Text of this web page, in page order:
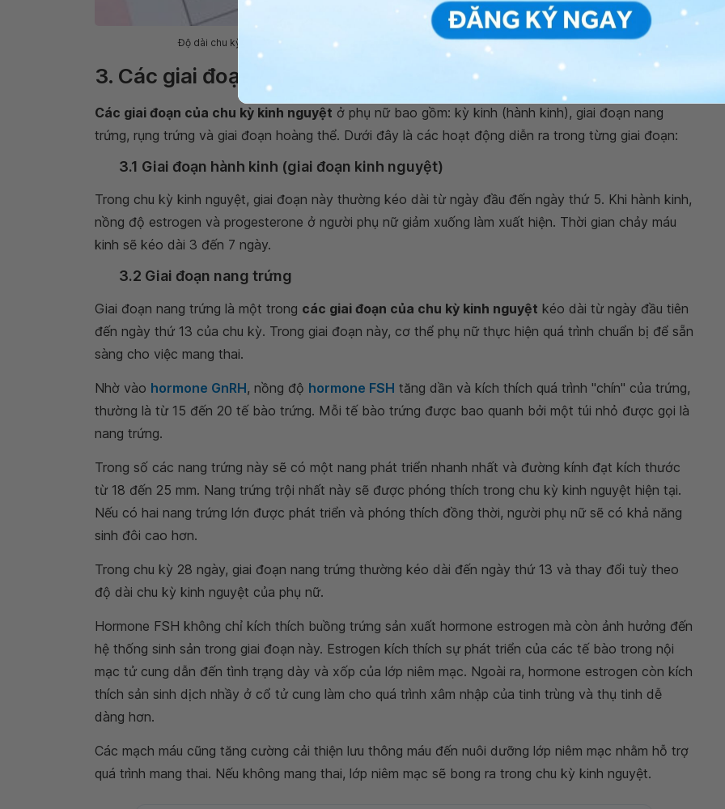
Độ dài chu kỳ kinh nguyệt của người phụ nữ có thể dao động trong khoảng từ 23 đến 32 ngày
3. Các giai đoạn của chu kỳ kinh nguyệt ở phụ nữ
Các giai đoạn của chu kỳ kinh nguyệt ở phụ nữ bao gồm: kỳ kinh (hành kinh), giai đoạn nang
trứng, rụng trứng và giai đoạn hoàng thể. Dưới đây là các hoạt động diễn ra trong từng giai đoạn:
3.1 Giai đoạn hành kinh (giai đoạn kinh nguyệt)
Trong chu kỳ kinh nguyệt, giai đoạn này thường kéo dài từ ngày đầu đến ngày thứ 5. Khi hành kinh,
nồng độ estrogen và progesterone ở người phụ nữ giảm xuống làm xuất hiện. Thời gian chảy máu
kinh sẽ kéo dài 3 đến 7 ngày.
3.2 Giai đoạn nang trứng
Giai đoạn nang trứng là một trong các giai đoạn của chu kỳ kinh nguyệt kéo dài từ ngày đầu tiên
đến ngày thứ 13 của chu kỳ. Trong giai đoạn này, cơ thể phụ nữ thực hiện quá trình chuẩn bị để sẵn
sàng cho việc mang thai.
Nhờ vào hormone GnRH, nồng độ hormone FSH tăng dần và kích thích quá trình "chín" của trứng,
thường là từ 15 đến 20 tế bào trứng. Mỗi tế bào trứng được bao quanh bởi một túi nhỏ được gọi là
nang trứng.
Trong số các nang trứng này sẽ có một nang phát triển nhanh nhất và đường kính đạt kích thước
từ 18 đến 25 mm. Nang trứng trội nhất này sẽ được phóng thích trong chu kỳ kinh nguyệt hiện tại.
Nếu có hai nang trứng lớn được phát triển và phóng thích đồng thời, người phụ nữ sẽ có khả năng
sinh đôi cao hơn.
Trong chu kỳ 28 ngày, giai đoạn nang trứng thường kéo dài đến ngày thứ 13 và thay đổi tuỳ theo
độ dài chu kỳ kinh nguyệt của phụ nữ.
Hormone FSH không chỉ kích thích buồng trứng sản xuất hormone estrogen mà còn ảnh hưởng đến
hệ thống sinh sản trong giai đoạn này. Estrogen kích thích sự phát triển của các tế bào trong nội
mạc tử cung dẫn đến tình trạng dày và xốp của lớp niêm mạc. Ngoài ra, hormone estrogen còn kích
thích sản sinh dịch nhầy ở cổ tử cung làm cho quá trình xâm nhập của tinh trùng và thụ tinh dễ
dàng hơn.
Các mạch máu cũng tăng cường cải thiện lưu thông máu đến nuôi dưỡng lớp niêm mạc nhằm hỗ trợ
quá trình mang thai. Nếu không mang thai, lớp niêm mạc sẽ bong ra trong chu kỳ kinh nguyệt.